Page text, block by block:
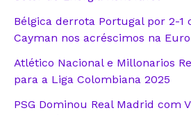
Bélgica derrota Portugal por 2-1
Cayman nos acréscimos na
Atlético Nacional e Millonarios
para a Liga Colombiana 2025
PSG Dominou Real Madrid com